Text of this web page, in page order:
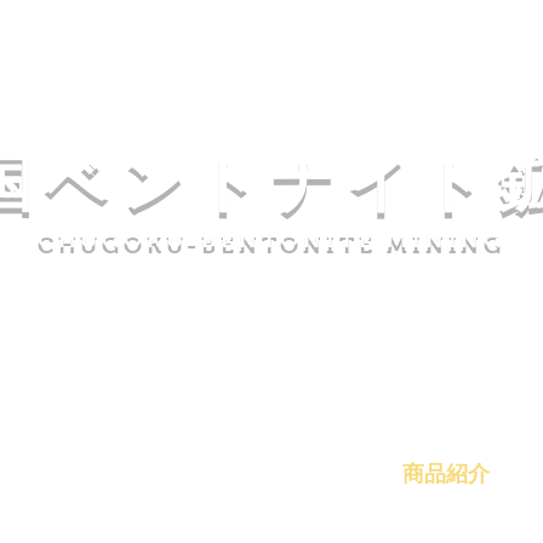
ベントナイト
CHUGOKU-BENTONITE MINING
商品紹介